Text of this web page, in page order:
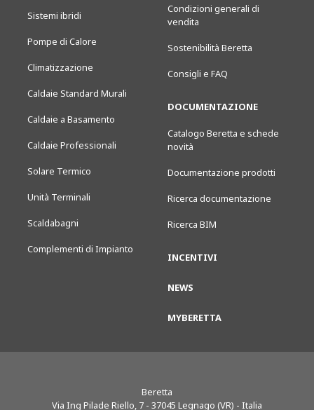
Sistemi ibridi
Pompe di Calore
Climatizzazione
Caldaie Standard Murali
Caldaie a Basamento
Caldaie Professionali
Solare Termico
Unità Terminali
Scaldabagni
Complementi di Impianto
Condizioni generali di
vendita
Sostenibilità Beretta
Consigli e FAQ
DOCUMENTAZIONE
Catalogo Beretta e schede
novità
Documentazione prodotti
Ricerca documentazione
Ricerca BIM
INCENTIVI
NEWS
MYBERETTA
Beretta
Via Ing Pilade Riello, 7 - 37045 Legnago (VR) - Italia